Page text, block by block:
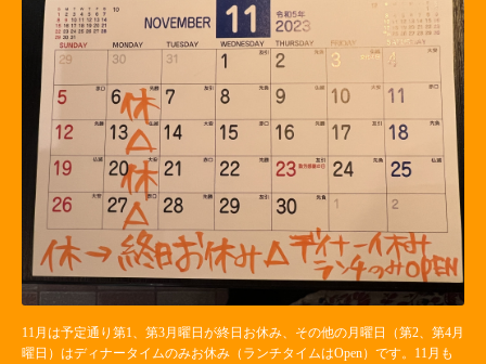
11月は予定通り第1、第3月曜日が終日お休み、その他の月曜日（第2、第4月
曜日）はディナータイムのみお休み（ランチタイムはOpen）です。11月も